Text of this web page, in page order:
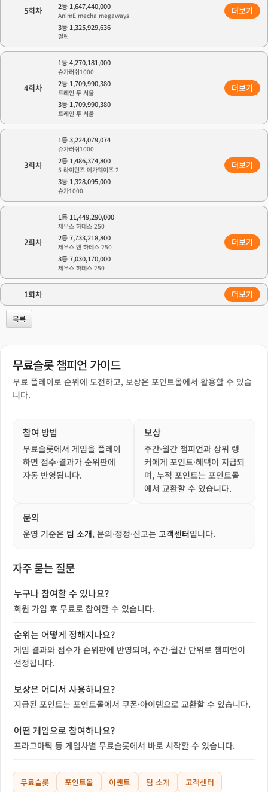
5회차 2등 1,647,440,000
AnimE mecha megaways
3등 1,325,929,636
멀린
더보기
4회차
1등 4,270,181,000
슈가러쉬1000
2등 1,709,990,380
트레인 투 서울
3등 1,709,990,380
트레인 투 서울
더보기
3회차
1등 3,224,079,074
슈가러쉬1000
2등 1,486,374,800
5 라이언즈 메가웨이즈 2
3등 1,328,095,000
슈가1000
더보기
2회차
1등 11,449,290,000
제우스 하데스 250
2등 7,733,218,800
제우스 앤 하데스 250
3등 7,030,170,000
제우스 하데스 250
더보기
1회차 더보기
목록
무료슬롯 챔피언 가이드
무료 플레이로 순위에 도전하고, 보상은 포인트몰에서 활용할 수 있습
니다.
참여 방법
무료슬롯에서 게임을 플레이
하면 점수·결과가 순위판에
자동 반영됩니다.
보상
주간·월간 챔피언과 상위 랭
커에게 포인트·혜택이 지급되
며, 누적 포인트는 포인트몰
에서 교환할 수 있습니다.
문의
운영 기준은 팀 소개, 문의·정정·신고는 고객센터입니다.
자주 묻는 질문
누구나 참여할 수 있나요?
회원 가입 후 무료로 참여할 수 있습니다.
순위는 어떻게 정해지나요?
게임 결과와 점수가 순위판에 반영되며, 주간·월간 단위로 챔피언이
선정됩니다.
보상은 어디서 사용하나요?
지급된 포인트는 포인트몰에서 쿠폰·아이템으로 교환할 수 있습니다.
어떤 게임으로 참여하나요?
프라그마틱 등 게임사별 무료슬롯에서 바로 시작할 수 있습니다.
무료슬롯 포인트몰 이벤트 팀 소개 고객센터